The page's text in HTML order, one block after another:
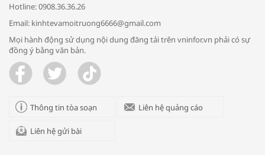
Trao yêu thương cho em
Hotline: 0908.36.36.26
Email: kinhtevamoitruong6666@gmail.com
Mọi hành động sử dụng nội dung đăng tải trên vninfor.vn phải có sự
đồng ý bằng văn bản.
Thông tin tòa soạn Liên hệ quảng cáo
Liên hệ gửi bài